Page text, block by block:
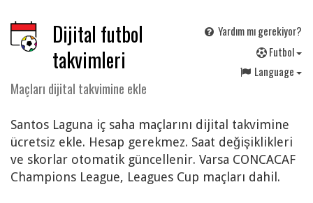
Dijital futbol
takvimleri
Maçları dijital takvimine ekle
Yardım mı gerekiyor?
Futbol
Language
Santos Laguna iç saha maçlarını dijital takvimine
ücretsiz ekle. Hesap gerekmez. Saat değişiklikleri
ve skorlar otomatik güncellenir. Varsa CONCACAF
Champions League, Leagues Cup maçları dahil.